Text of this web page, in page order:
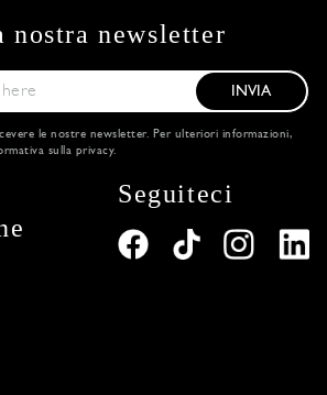
newsletter
INVIA
le nostre newsletter. Per ulteriori informazioni,
sulla privacy.
Seguiteci